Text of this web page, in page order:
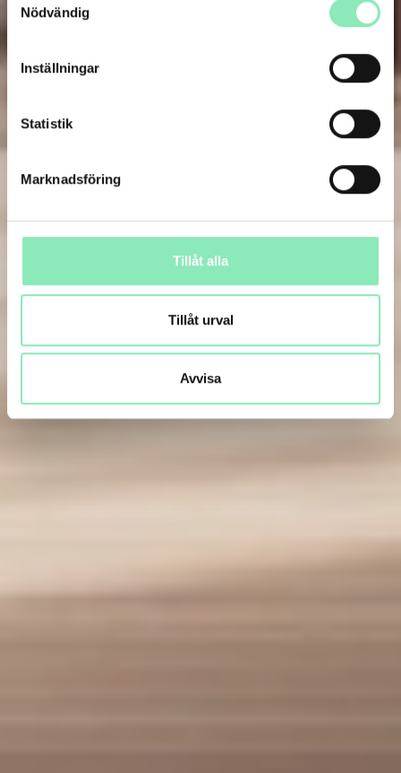
Nödvändig
Inställningar
Statistik
Marknadsföring
Tillåt alla
Tillåt urval
Avvisa